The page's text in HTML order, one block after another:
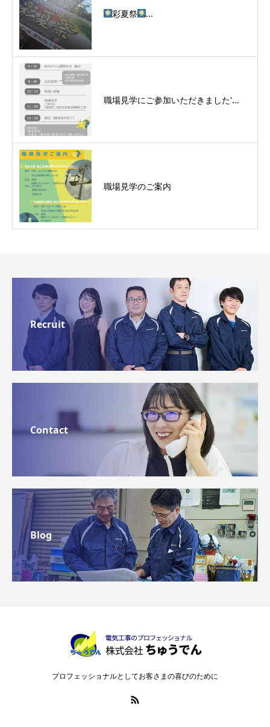
彩夏祭 ...
職場見学にご参加いただきました'...
職場見学のご案内
Recruit
Contact
Blog
プロフェッショナルとしてお客さまの喜びのために